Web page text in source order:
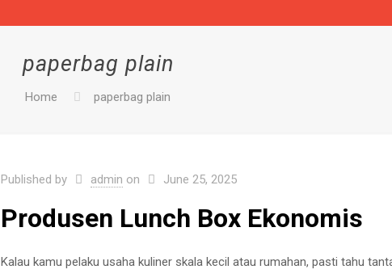
paperbag plain
Home paperbag plain
Published by admin on June 25, 2025
Produsen Lunch Box Ekonomis
Kalau kamu pelaku usaha kuliner skala kecil atau rumahan, pasti tahu